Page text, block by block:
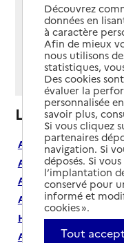
Cherchez un
Confirmer
Liste des
Ain (01)
Aisne (02)
Allier (03)
Alpes-de-Haute-
Hautes-Alpes (05)
Alpes-Maritimes (06)
Découvrez
données en
à caractère
Afin de mieux
nous utilisons
statistiques,
Des cookies
évaluer la
personnalisée
savoir plus,
Si vous cliquez
partenaires
navigation. Si
déposés. Si
l’implantation
conservé pour
informé et
cookies ».
Tout